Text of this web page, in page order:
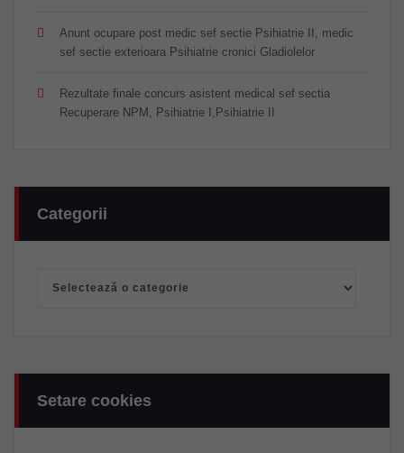
Anunt ocupare post medic sef sectie Psihiatrie II, medic
sef sectie exterioara Psihiatrie cronici Gladiolelor
Rezultate finale concurs asistent medical sef sectia
Recuperare NPM, Psihiatrie I,Psihiatrie II
Categorii
Setare cookies